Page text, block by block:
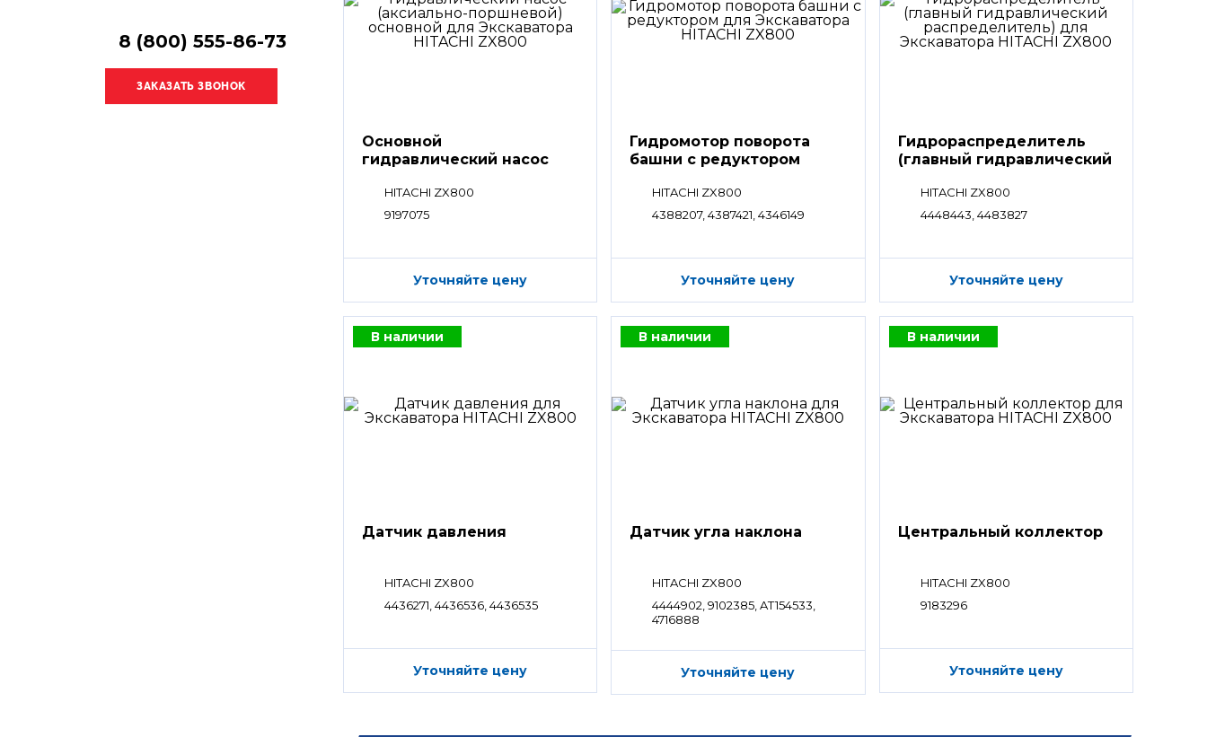
8 (800) 555-86-73
Основной
гидравлический насос
HITACHI ZX800
9197075
Уточняйте цену
Гидромотор поворота
башни с редуктором
HITACHI ZX800
4388207, 4387421, 4346149
Уточняйте цену
Гидрораспределитель
(главный гидравлический
HITACHI ZX800
4448443, 4483827
Уточняйте цену
В наличии
Датчик давления
HITACHI ZX800
4436271, 4436536, 4436535
Уточняйте цену
В наличии
Датчик угла наклона
HITACHI ZX800
4444902, 9102385, AT154533,
4716888
Уточняйте цену
В наличии
Центральный коллектор
HITACHI ZX800
9183296
Уточняйте цену